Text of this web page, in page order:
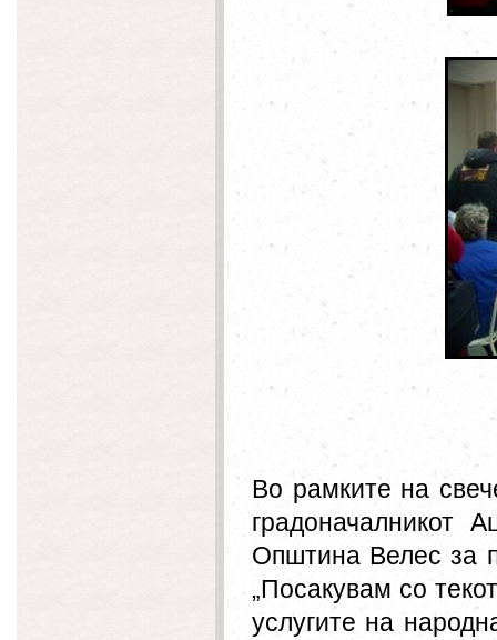
Во рамките на
градоначалникот
Општина Велес за
„Посакувам со
услугите на